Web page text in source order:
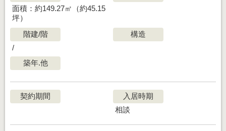
面積：約149.27㎡（約45.15
坪）
階建/階
/
構造
築年.他
契約期間
入居時期
相談